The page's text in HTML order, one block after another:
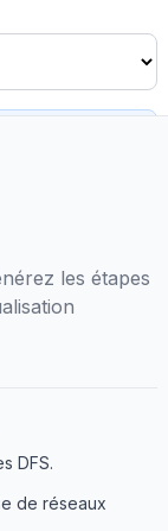
réseaux sociaux
les étapes
DFS.
de réseaux